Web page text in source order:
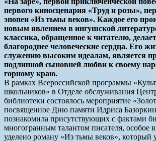
первого киносценария «Труд и розы»,
эпопеи «Из тьмы веков». Каждое его
новым явлением в ингушской
классика, обращенное к читателю,
благороднее человеческие сердца. Его
служению высоким идеалам, является
подлинной сыновней любви к своему
горному краю.
В рамках Всероссийской программы
школьников» в Отделе обслуживания
библиотеки состоялось мероприятие
посвященное Дню памяти Идриса
познакомила присутствующих с фактами
многогранным талантом писателя, особое
уделено роману «Из тьмы веков», который